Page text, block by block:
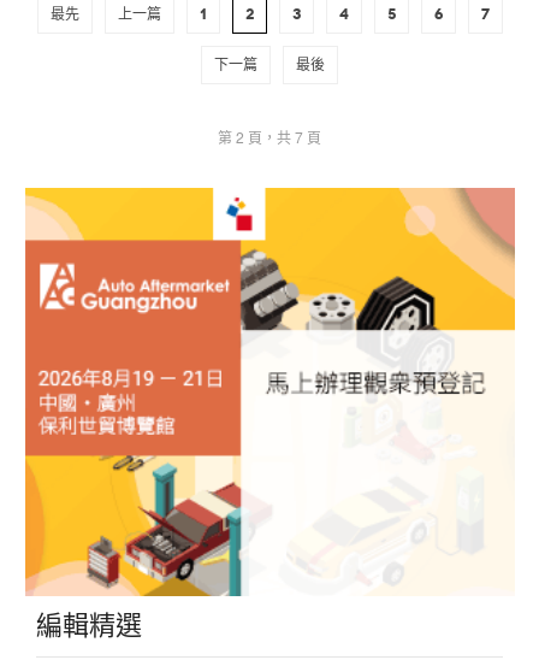
最先 上一篇 1 2 3 4 5 6 7
下一篇 最後
第 2 頁，共 7 頁
編輯精選